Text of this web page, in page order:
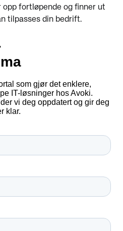
fortløpende og finner ut
tilpasses din bedrift.